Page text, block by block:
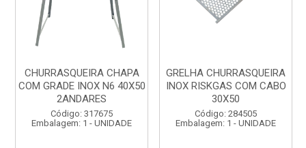
CHURRASQUEIRA CHAPA
COM GRADE INOX N6 40X50
2ANDARES
Código: 317675
Embalagem: 1 - UNIDADE
GRELHA CHURRASQUEIRA
INOX RISKGAS COM CABO
30X50
Código: 284505
Embalagem: 1 - UNIDADE